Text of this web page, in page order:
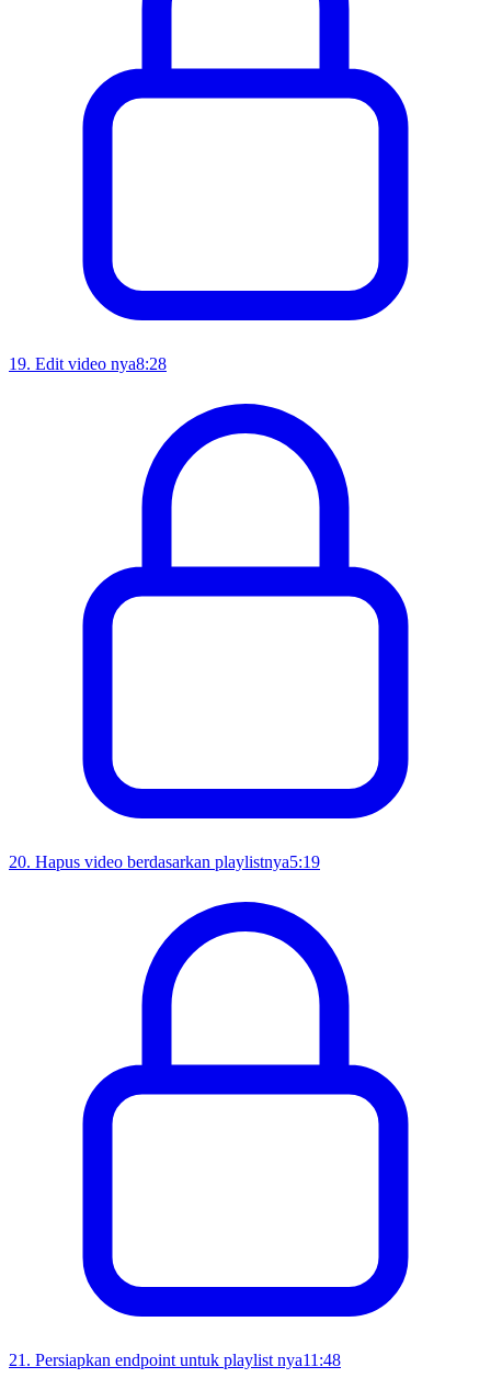
19. Edit video nya8:28
20. Hapus video berdasarkan playlistnya5:19
21 . Persiapkan endpoint untuk playlist nya11:48